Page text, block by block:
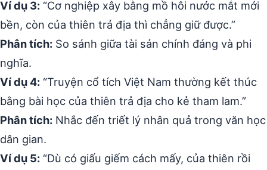
Ví dụ 3: “Cơ nghiệp xây bằng mồ hôi nước mắt mới
bền, còn của thiên trả địa thì chẳng giữ được.”
Phân tích: So sánh giữa tài sản chính đáng và phi
nghĩa.
Ví dụ 4: “Truyện cổ tích Việt Nam thường kết thúc
bằng bài học của thiên trả địa cho kẻ tham lam.”
Phân tích: Nhắc đến triết lý nhân quả trong văn học
dân gian.
Ví dụ 5: “Dù có giấu giếm cách mấy, của thiên rồi